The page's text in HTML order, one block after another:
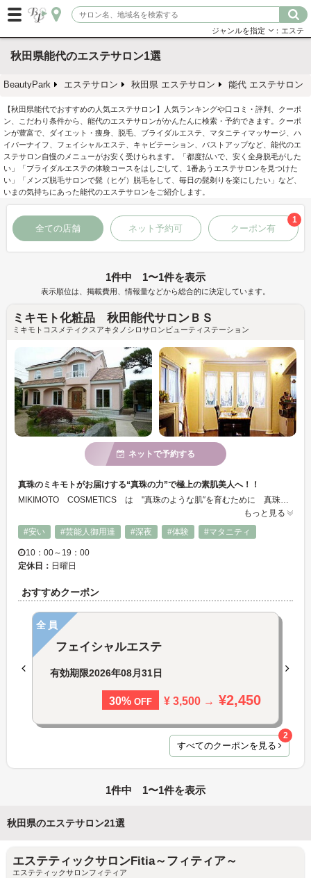
ジャンルを指定 ：エステ
秋田県能代のエステサロン1選
BeautyPark エステサロン 秋田県 エステサロン 能代 エステサロン
【秋田県能代でおすすめの人気エステサロン】人気ランキングや口コミ・評判、クーポ
ン、こだわり条件から、能代のエステサロンがかんたんに検索・予約できます。クーポ
ンが豊富で、ダイエット・痩身、脱毛、ブライダルエステ、マタニティマッサージ、ハ
イパーナイフ、フェイシャルエステ、キャビテーション、バストアップなど、能代のエ
ステサロン自慢のメニューがお安く受けられます。「都度払いで、安く全身脱毛がした
い」「ブライダルエステの体験コースをはしごして、1番あうエステサロンを見つけた
い」「メンズ脱毛サロンで髭（ヒゲ）脱毛をして、毎日の髭剃りを楽にしたい」など、
いまの気持ちにあった能代のエステサロンをご紹介します。
全ての店舗 ネット予約可 クーポン有
1
1件中 1〜1件を表示
表示順位は、掲載費用、情報量などから総合的に決定しています。
ミキモト化粧品 秋田能代サロンＢＳ
ミキモトコスメティクスアキタノシロサロンビューティステーション
ネットで予約する
真珠のミキモトがお届けする“真珠の力”で極上の素肌美人へ！！
MIKIMOTO COSMETICS は "真珠のような肌″を育むために 真珠を科学し、健康に役立ててきた製薬会社としての自負と責任をもって、お客様に安全で高品質な化粧品をお届けしています。
もっと見る
#安い
#芸能人御用達 #深夜 #体験 #マタニティ
10：00～19：00
定休日： 日曜日
おすすめクーポン
全員
フェイシャルエステ
有効期限2026年08月31日
30% OFF ¥ 3,500 → ¥2,450
すべてのクーポンを見る
2
1件中 1〜1件を表示
秋田県のエステサロン21選
エステティックサロンFitia～フィティア～
エステティックサロンフィティア